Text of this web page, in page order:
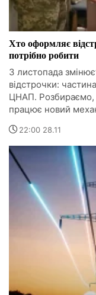
Хто оформляє
потрібно робити
З листопада
відстрочки:
ЦНАП. Розбираємо,
працює новий
22:00 28.11